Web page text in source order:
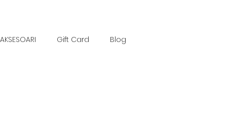
Gift Card Blog